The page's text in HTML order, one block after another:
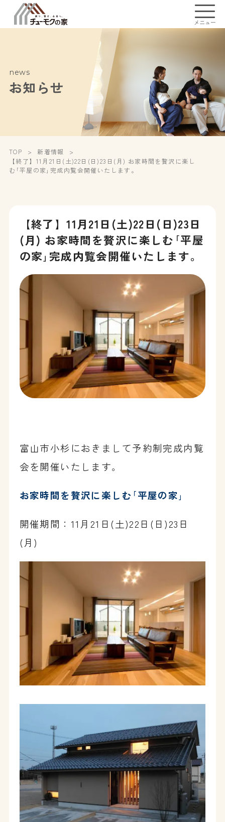
メニュー
news
お知らせ
TOP
新着情報
【終了】11月21日(土)22日(日)23日(月) お家時間を贅沢に楽し
む｢平屋の家｣完成内覧会開催いたします。
【終了】11月21日(土)22日(日)23日
(月) お家時間を贅沢に楽しむ｢平屋
の家｣完成内覧会開催いたします。
富山市小杉におきまして予約制完成内覧
会を開催いたします。
お家時間を贅沢に楽しむ｢平屋の家｣
開催期間：11月21日(土)22日(日)23日
(月)